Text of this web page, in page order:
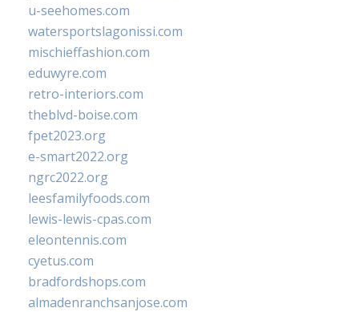
u-seehomes.com
watersportslagonissi.com
mischieffashion.com
eduwyre.com
retro-interiors.com
theblvd-boise.com
fpet2023.org
e-smart2022.org
ngrc2022.org
leesfamilyfoods.com
lewis-lewis-cpas.com
eleontennis.com
cyetus.com
bradfordshops.com
almadenranchsanjose.com